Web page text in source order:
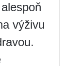
výživu